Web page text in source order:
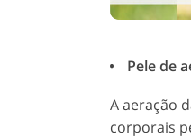
Pele de
A aeração
corporais